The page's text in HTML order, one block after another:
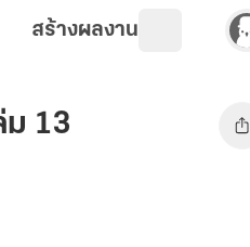
สร้างผลงาน
ม 13